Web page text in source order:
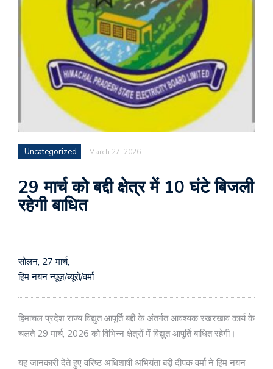
Uncategorized March 27, 2026
29 मार्च को बद्दी क्षेत्र में 10 घंटे बिजली
रहेगी बाधित
सोलन, 27 मार्च,
हिम नयन न्यूज़/ब्यूरो/वर्मा
हिमाचल प्रदेश राज्य विद्युत आपूर्ति बद्दी के अंतर्गत आवश्यक रखरखाव कार्य के
चलते 29 मार्च, 2026 को विभिन्न क्षेत्रों में विद्युत आपूर्ति बाधित रहेगी।
यह जानकारी देते हुए वरिष्ठ अधिशाषी अभियंता बद्दी दीपक वर्मा ने हिम नयन